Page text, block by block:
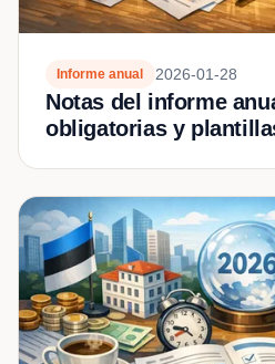
Informe anual 2026-01-28
Notas del informe
obligatorias y